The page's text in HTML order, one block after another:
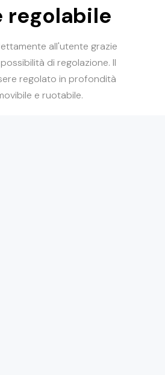
regolabile
all'utente grazie
di regolazione. Il
regolato in profondità
e ruotabile.